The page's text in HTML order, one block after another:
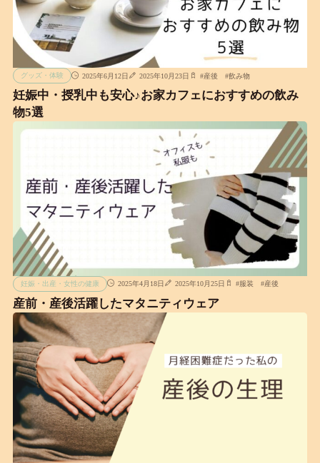
グッズ・体験 2025年6月12日 2025年10月23日 #産後 #飲み物
妊娠中・授乳中も安心♪お家カフェにおすすめの飲み
物5選
妊娠・出産・女性の健康 2025年4月18日 2025年10月25日 #服装 #産後
産前・産後活躍したマタニティウェア